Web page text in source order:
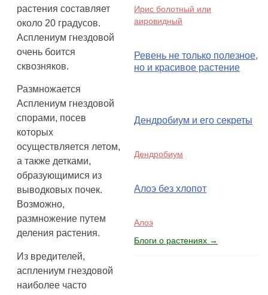
растения составляет
около 20 градусов.
Асплениум гнездовой
очень боится
сквозняков.
Размножается
Асплениум гнездовой
спорами, посев
которых
осуществляется летом,
а также детками,
образующимися из
выводковых почек.
Возможно,
размножение путем
деления растения.
Из вредителей,
асплениум гнездовой
наиболее часто
Ирис болотный или
аировидный
Ревень не только полезное,
но и красивое растение
Дендробиум и его секреты
Дендробиум
Алоэ без хлопот
Алоэ
Блоги о растениях →